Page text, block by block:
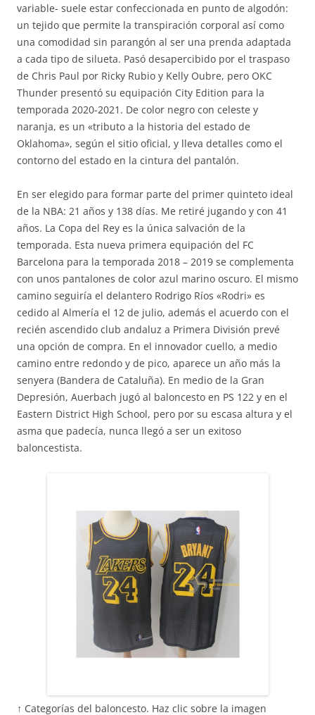
variable- suele estar confeccionada en punto de algodón:
un tejido que permite la transpiración corporal así como
una comodidad sin parangón al ser una prenda adaptada
a cada tipo de silueta. Pasó desapercibido por el traspaso
de Chris Paul por Ricky Rubio y Kelly Oubre, pero OKC
Thunder presentó su equipación City Edition para la
temporada 2020-2021. De color negro con celeste y
naranja, es un «tributo a la historia del estado de
Oklahoma», según el sitio oficial, y lleva detalles como el
contorno del estado en la cintura del pantalón.
En ser elegido para formar parte del primer quinteto ideal
de la NBA: 21 años y 138 días. Me retiré jugando y con 41
años. La Copa del Rey es la única salvación de la
temporada. Esta nueva primera equipación del FC
Barcelona para la temporada 2018 – 2019 se complementa
con unos pantalones de color azul marino oscuro. El mismo
camino seguiría el delantero Rodrigo Ríos «Rodri» es
cedido al Almería el 12 de julio, además el acuerdo con el
recién ascendido club andaluz a Primera División prevé
una opción de compra. En el innovador cuello, a medio
camino entre redondo y de pico, aparece un año más la
senyera (Bandera de Cataluña). En medio de la Gran
Depresión, Auerbach jugó al baloncesto en PS 122 y en el
Eastern District High School, pero por su escasa altura y el
asma que padecía, nunca llegó a ser un exitoso
baloncestista.
↑ Categorías del baloncesto. Haz clic sobre la imagen